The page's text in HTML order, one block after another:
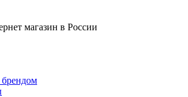
магазин в России
брендом